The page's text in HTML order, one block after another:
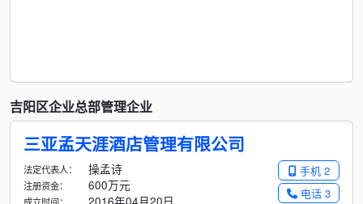
吉阳区企业总部管理企业
三亚孟天涯酒店管理有限公司
手机 2
电话 3
法定代表人： 操孟诗
注册资金： 600万元
2016年04月20日